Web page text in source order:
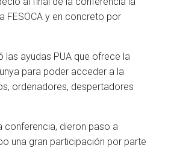
FESOCA y en concreto por
las ayudas PUA que ofrece la
para poder acceder a la
ordenadores, despertadores
conferencia, dieron paso a
una gran participación por parte